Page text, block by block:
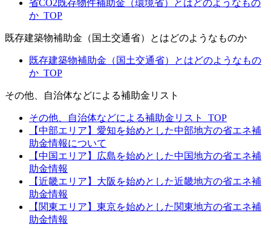
省CO2既存物件補助金（環境省）とはどのようなもの
か_TOP
既存建築物補助金（国土交通省）とはどのようなものか
既存建築物補助金（国土交通省）とはどのようなもの
か_TOP
その他、自治体などによる補助金リスト
その他、自治体などによる補助金リスト_TOP
【中部エリア】愛知を始めとした中部地方の省エネ補
助金情報について
【中国エリア】広島を始めとした中国地方の省エネ補
助金情報
【近畿エリア】大阪を始めとした近畿地方の省エネ補
助金情報
【関東エリア】東京を始めとした関東地方の省エネ補
助金情報